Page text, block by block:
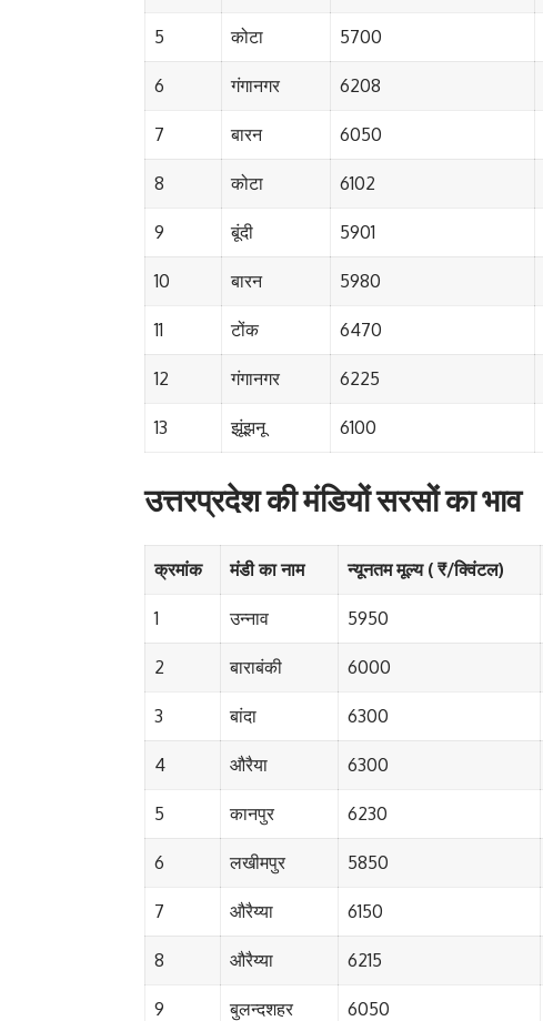
5 कोटा 5700
6 गंगानगर 6208
7 बारन 6050
8 कोटा 6102
9 बूंदी 5901
10 बारन 5980
11 टोंक 6470
12 गंगानगर 6225
13 झूंझनू 6100
उत्तरप्रदेश की मंडियों सरसों का भाव
क्रमांक मंडी का नाम न्यूनतम मूल्य ( ₹/क्विंटल)
1 उन्नाव 5950
2 बाराबंकी 6000
3 बांदा 6300
4 औरैया 6300
5 कानपुर 6230
6 लखीमपुर 5850
7 औरैय्या 6150
8 औरैय्या 6215
9 बुलन्दशहर 6050